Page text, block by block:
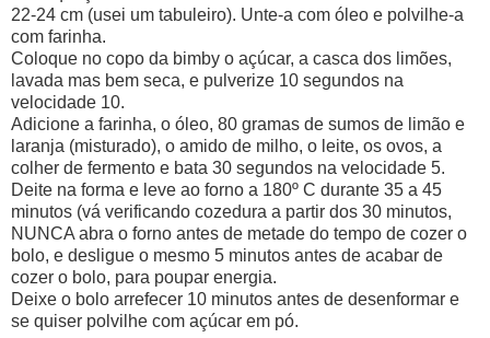
22-24 cm (usei um tabuleiro). Unte-a com óleo e polvilhe-a
com farinha.
Coloque no copo da bimby o açúcar, a casca dos limões,
lavada mas bem seca, e pulverize 10 segundos na
velocidade 10.
Adicione a farinha, o óleo, 80 gramas de sumos de limão e
laranja (misturado), o amido de milho, o leite, os ovos, a
colher de fermento e bata 30 segundos na velocidade 5.
Deite na forma e leve ao forno a 180º C durante 35 a 45
minutos (vá verificando cozedura a partir dos 30 minutos,
NUNCA abra o forno antes de metade do tempo de cozer o
bolo, e desligue o mesmo 5 minutos antes de acabar de
cozer o bolo, para poupar energia.
Deixe o bolo arrefecer 10 minutos antes de desenformar e
se quiser polvilhe com açúcar em pó.